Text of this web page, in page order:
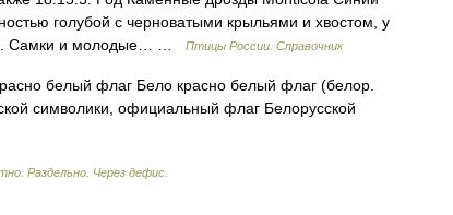
голубой с черноватыми крыльями и хвостом, у
Самки и молодые… …
Птицы России. Справочник
белый флаг Бело красно белый флаг (белор.
символики, официальный флаг Белорусской
Раздельно. Через дефис.